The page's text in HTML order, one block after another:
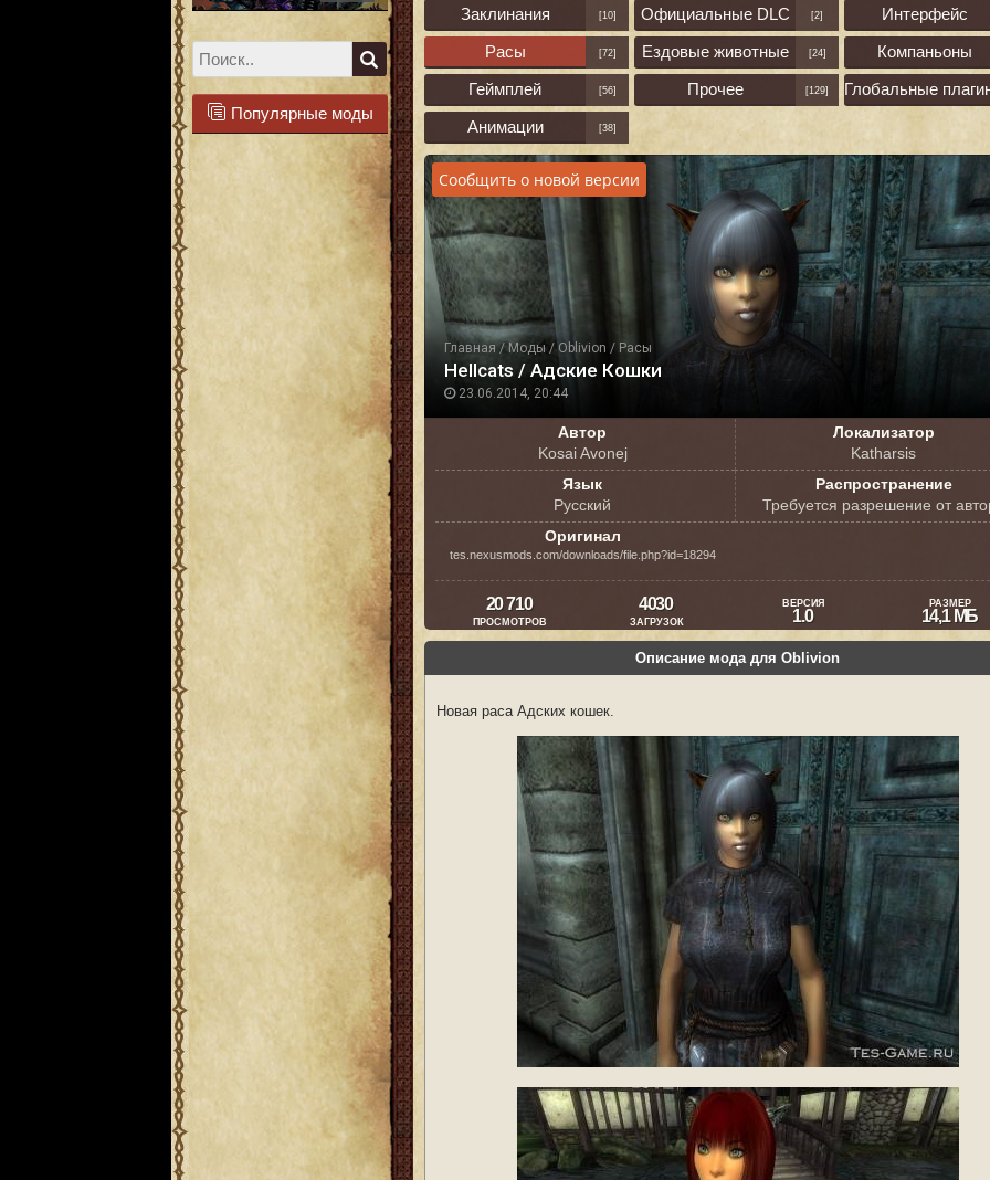
Популярные моды
Заклинания
[10] Официальные DLC [2]
Интерфейс
Расы
[72] Ездовые животные [24]
Компаньоны
Геймплей
[56] Прочее [129]
Глобальные
Анимации
[38]
Главная / Моды / Oblivion / Расы
23.06.2014, 20:44
Hellcats / Адские Кошки
Сообщить о новой версии
Автор
Kosai Avonej
Локализатор
Katharsis
Язык
Русский
Распространение
Требуется разрешение от
Оригинал
tes.nexusmods.com/downloads/file.php?id=18294
20 710
ПРОСМОТРОВ
4030
ЗАГРУЗОК
ВЕРСИЯ
1.0
РАЗМЕР
14,1 МБ
Описание мода для Oblivion
Новая раса Адских кошек.